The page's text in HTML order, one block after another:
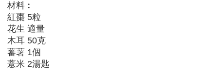
材料︰
紅棗 5粒
花生 適量
木耳 50克
蕃薯 1個
薏米 2湯匙